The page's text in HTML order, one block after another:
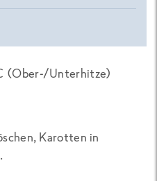
(Ober-/Unterhitze)
Karotten in